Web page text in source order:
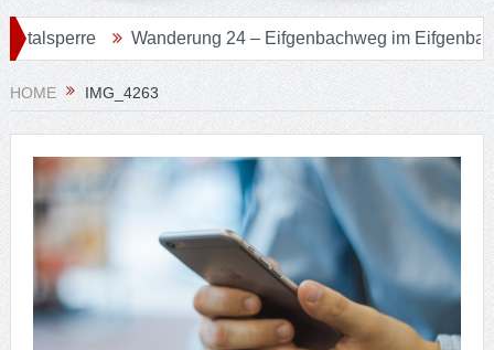
Wanderung 24 – Eifgenbachweg im Eifgenbachtal
HOME IMG_4263